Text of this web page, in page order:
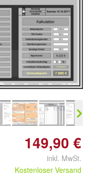
149,90 €
inkl. MwSt.
Kostenloser Versand